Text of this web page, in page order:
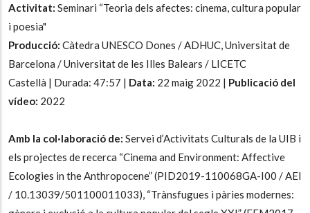
Activitat: Seminari “Teoria dels afectes: cinema, cultura popular
i poesia"
Producció: Càtedra UNESCO Dones / ADHUC, Universitat de
Barcelona / Universitat de les Illes Balears / LICETC
Castellà | Durada: 47:57 | Data: 22 maig 2022 | Publicació del
vídeo: 2022
Amb la col·laboració de: Servei d’Activitats Culturals de la UIB i
els projectes de recerca “Cinema and Environment: Affective
Ecologies in the Anthropocene” (PID2019-110068GA-I00 / AEI
/ 10.13039/501100011033), “Trànsfugues i pàries modernes: